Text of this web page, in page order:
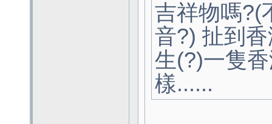
吉祥物嗎?(
音?) 扯到
生(?)一隻
樣......